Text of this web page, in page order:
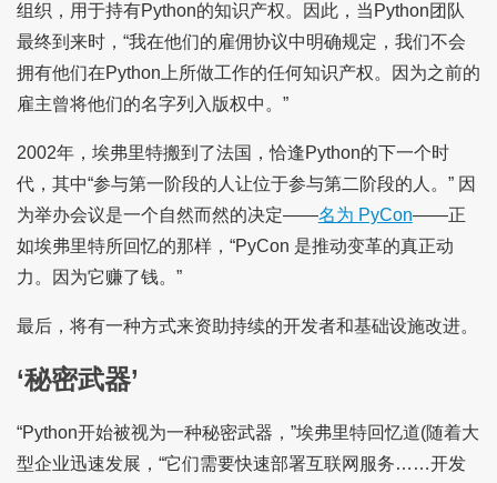
组织，用于持有Python的知识产权。因此，当Python团队
最终到来时，“我在他们的雇佣协议中明确规定，我们不会
拥有他们在Python上所做工作的任何知识产权。因为之前的
雇主曾将他们的名字列入版权中。”
2002年，埃弗里特搬到了法国，恰逢Python的下一个时
代，其中“参与第一阶段的人让位于参与第二阶段的人。” 因
为举办会议是一个自然而然的决定——名为 PyCon——正
如埃弗里特所回忆的那样，“PyCon 是推动变革的真正动
力。因为它赚了钱。”
最后，将有一种方式来资助持续的开发者和基础设施改进。
‘秘密武器’
“Python开始被视为一种秘密武器，”埃弗里特回忆道(随着大
型企业迅速发展，“它们需要快速部署互联网服务……开发